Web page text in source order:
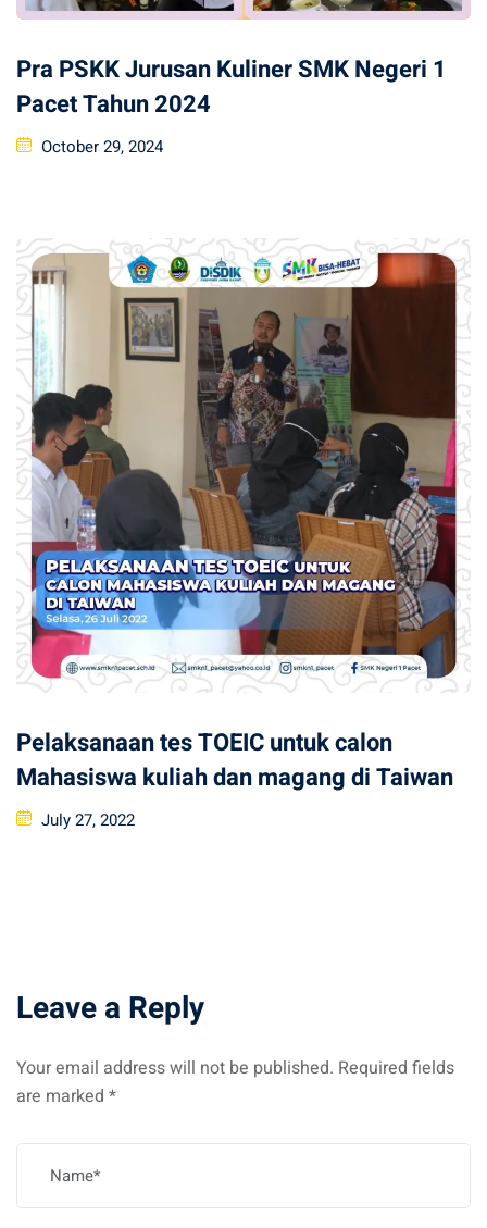
Pra PSKK Jurusan Kuliner SMK Negeri 1
Pacet Tahun 2024
Posted
October 29, 2024
Pelaksanaan tes TOEIC untuk calon
Mahasiswa kuliah dan magang di Taiwan
Posted
July 27, 2022
Leave a Reply
Your email address will not be published. Required fields
are marked *